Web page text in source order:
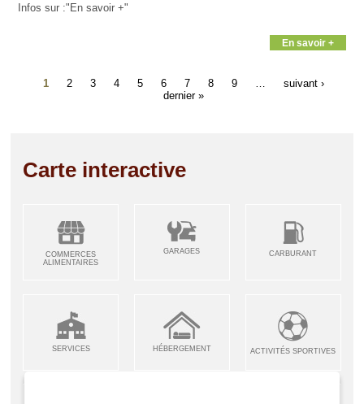
Infos sur :"En savoir +"
En savoir +
1 2 3 4 5 6 7 8 9
suivant ›
dernier »
Carte interactive
COMMERCES
ALIMENTAIRES
GARAGES CARBURANT
SERVICES HÉBERGEMENT ACTIVITÉS SPORTIVES